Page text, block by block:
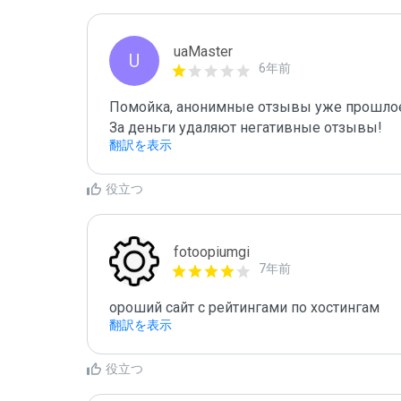
U uaMaster
6年前
Помойка, анонимные отзывы уже
За деньги удаляют негативные отзывы!
翻訳を表示
役立つ
fotoopiumgi
7年前
ороший сайт с рейтингами по хостингам
翻訳を表示
役立つ